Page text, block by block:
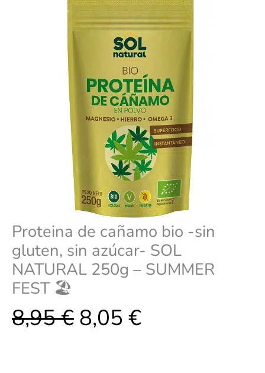
Proteina de cañamo bio -sin
gluten, sin azúcar- SOL
NATURAL 250g – SUMMER
FEST 🏖️
8,95€
era:
8,95 €.
8,05 €
es:
8,05 €.